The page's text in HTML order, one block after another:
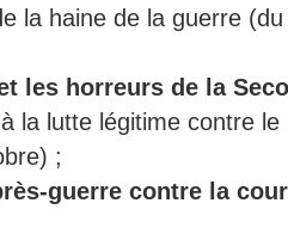
la haine de la guerre
les horreurs de la
la lutte légitime contre
;
guerre contre la